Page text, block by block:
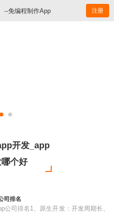
--免编程制作App 注册
开发_app
个好
司排名
司排名1、原生开发：开发周期长、